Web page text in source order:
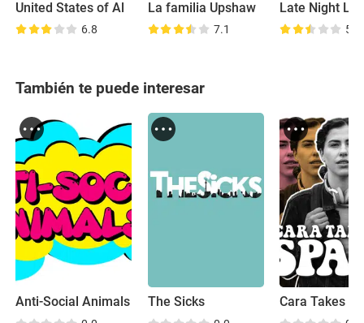
United States of Al
6.8
La familia Upshaw
7.1
Late Night
5.5
También te puede interesar
Anti-Social Animals The Sicks